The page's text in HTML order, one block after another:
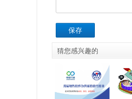
保存
猜您感兴趣的